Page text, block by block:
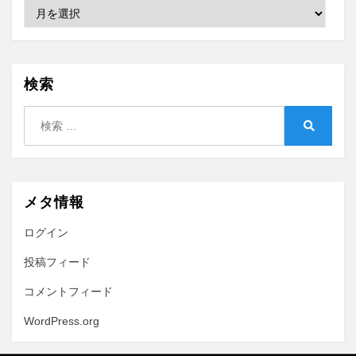
Archive
検索
メタ情報
ログイン
投稿フィード
コメントフィード
WordPress.org